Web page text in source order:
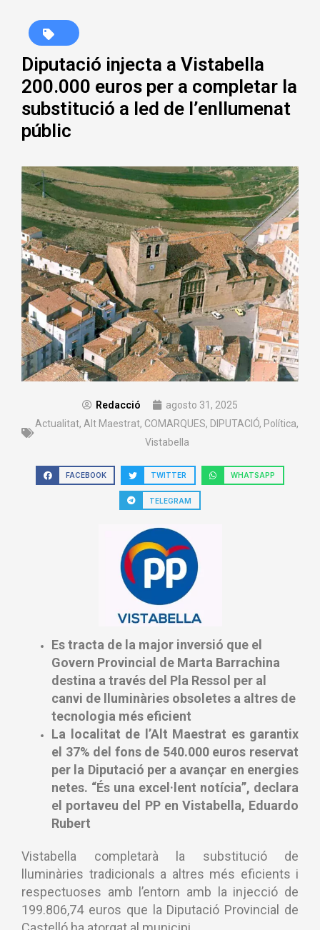
Diputació injecta a Vistabella
200.000 euros per a completar la
substitució a led de l’enllumenat
públic
Redacció
agosto 31, 2025
Actualitat, Alt Maestrat, COMARQUES, DIPUTACIÓ, Política,
Vistabella
FACEBOOK TWITTER WHATSAPP
TELEGRAM
Es tracta de la major inversió que el
Govern Provincial de Marta Barrachina
destina a través del Pla Ressol per al
canvi de lluminàries obsoletes a altres de
tecnologia més eficient
La localitat de l’Alt Maestrat es garantix
el 37% del fons de 540.000 euros reservat
per la Diputació per a avançar en energies
netes. “És una excel·lent notícia”, declara
el portaveu del PP en Vistabella, Eduardo
Rubert
Vistabella completarà la substitució de
lluminàries tradicionals a altres més eficients i
respectuoses amb l’entorn amb la injecció de
199.806,74 euros que la Diputació Provincial de